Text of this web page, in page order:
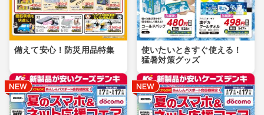
備えて安心！防災用品特集
使いたいときすぐ使える！
猛暑対策グッズ